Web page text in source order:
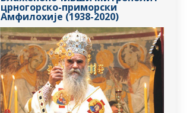
црногорско-приморски
Амфилохије (1938-2020)